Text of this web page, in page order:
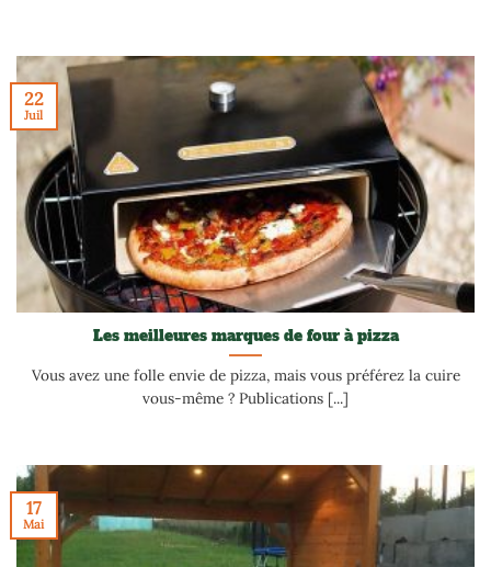
Les meilleures marques de four à pizza
Vous avez une folle envie de pizza, mais vous préférez la cuire
vous-même ? Publications [...]
22
Juil
17
Mai